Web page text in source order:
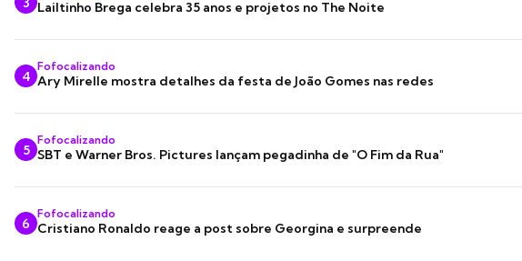
Lailtinho Brega celebra 35 anos e projetos no The Noite
4
Fofocalizando
Ary Mirelle mostra detalhes da festa de João Gomes nas redes
5
Fofocalizando
SBT e Warner Bros. Pictures lançam pegadinha de "O Fim da Rua"
6
Fofocalizando
Cristiano Ronaldo reage a post sobre Georgina e surpreende